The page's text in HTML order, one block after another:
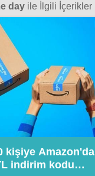
day ile İlgili İçerikler
kişiye Amazon'da
indirim kodu